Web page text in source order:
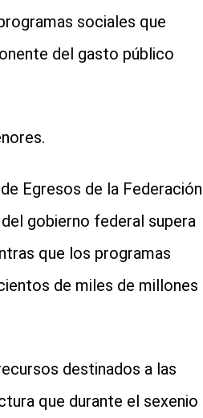
sociales que
del gasto público
Egresos de la Federación
gobierno federal supera
que los programas
de miles de millones
destinados a las
que durante el sexenio